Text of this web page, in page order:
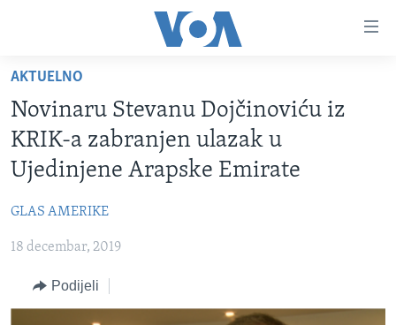
glavni
sadržaj
Pređi
na
glavnu
Idi
na
FOTOGRAFIJE DANA
VIJESTI
BOSNA I HERCEGOVINA
SVIJET
NAUKA I TEHNOLOGIJA
SPECIJALNI PROJEKTI
KORUPCIJA
AKTUELNO
Novinaru Stevanu Dojčinoviću iz
KRIK-a zabranjen ulazak u
Ujedinjene Arapske Emirate
GLAS AMERIKE
18 decembar, 2019
Podijeli